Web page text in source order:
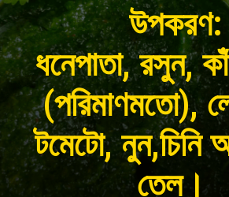
উপকরণ:
ধনেপাতা, রসুন,
(পরিমাণমতো),
টমেটো, নুন,চিনি
তেল।